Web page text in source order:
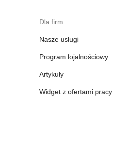
Dla firm
Nasze usługi
Program lojalnościowy
Artykuły
Widget z ofertami pracy